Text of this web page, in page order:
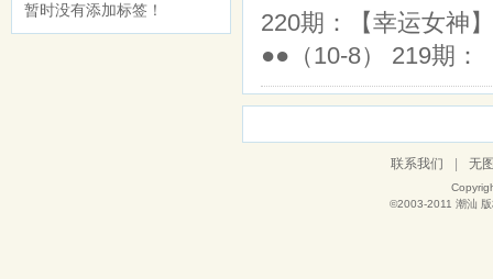
暂时没有添加标签！
220期：【幸运女神
●●（10-8） 219期：
联系我们 无
©2003-2011 潮汕